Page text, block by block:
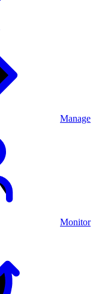
Manage
Monitor